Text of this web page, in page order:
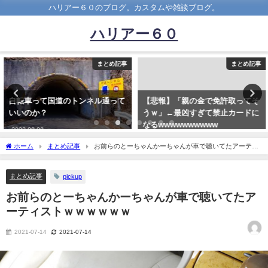
ハリアー６０のブログ。カスタムや雑談ブログ。
ハリアー６０
まとめ記事
自転車って国道のトンネル通って
いいのか？
2023-09-03
まとめ記事
【悲報】「親の金で免許取ってそ
うｗ」←最凶すぎて禁止カードに
なるwwwwwwwwww
ホーム まとめ記事
お前らのとーちゃんかーちゃんが車で聴いてたアーティ
ストｗｗｗｗｗｗ
まとめ記事 pickup
お前らのとーちゃんかーちゃんが車で聴いてたア
ーティストｗｗｗｗｗｗ
2021-07-14 2021-07-14